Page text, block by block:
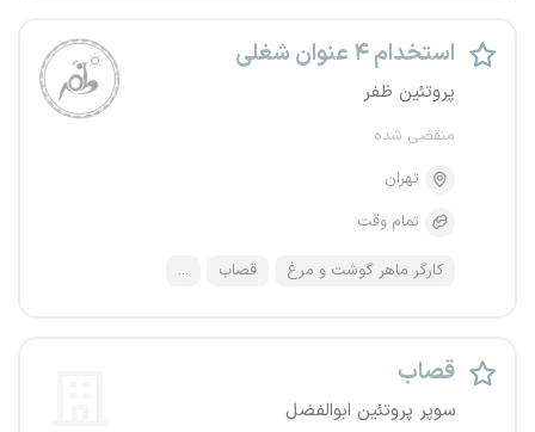
استخدام ۴ عنوان شغلی
پروتئین ظفر
منقضی شده
تهران
تمام وقت
کارگر ماهر گوشت و مرغ قصاب ...
قصاب
سوپر پروتئین ابوالفضل